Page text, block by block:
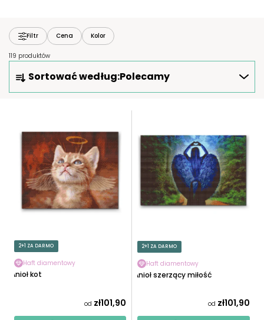
Filtr Cena Kolor
119 produktów
O
R
O
D
U
K
Sortować według:Polecamy
U
K
T
2+1 ZA DARMO
Haft diamentowy
Anioł kot
od zł101,90
2+1 ZA DARMO
Haft diamentowy
Anioł szerzący miłość
od zł101,90